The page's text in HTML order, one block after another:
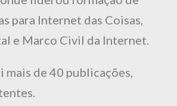
para Internet das Coisas,
e Marco Civil da Internet.
mais de 40 publicações,